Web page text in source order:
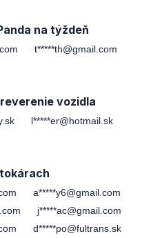
na týždeň
t*****th@gmail.com
vozidla
l*****er@hotmail.sk
a*****y6@gmail.com
j*****ac@gmail.com
d*****po@fultrans.sk